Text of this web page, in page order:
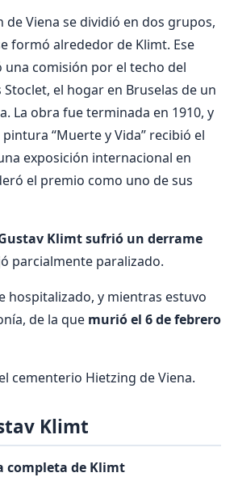
de Viena se dividió en dos grupos,
formó alrededor de Klimt. Ese
una comisión por el techo del
el hogar en Bruselas de un
La obra fue terminada en 1910, y
“Muerte y Vida” recibió el
exposición internacional en
el premio como uno de sus
Klimt sufrió un derrame
parcialmente paralizado.
hospitalizado, y mientras estuvo
de la que murió el 6 de febrero
cementerio Hietzing de Viena.
Klimt
completa de Klimt